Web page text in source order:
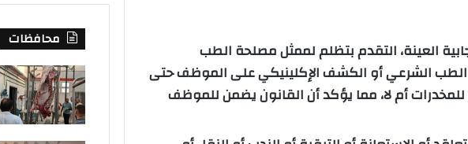
العينة، التقدم بتظلم لممثل مصلحة الطب
الطب الشرعي أو الكشف الإكلينيكي على الموظف حتى
أم لا، مما يؤكد أن القانون يضمن للموظف
محافظات